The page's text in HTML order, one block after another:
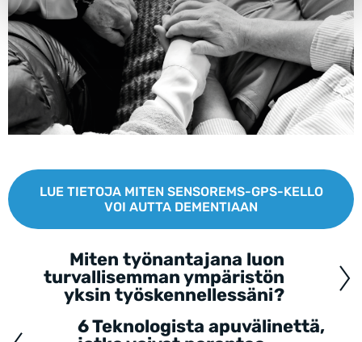
LUE TIETOJA MITEN SENSOREMS-GPS-KELLO
VOI AUTTA DEMENTIAAN
navigation
Miten työnantajana luon
turvallisemman ympäristön
yksin työskennellessäni?
6 Teknologista apuvälinettä,